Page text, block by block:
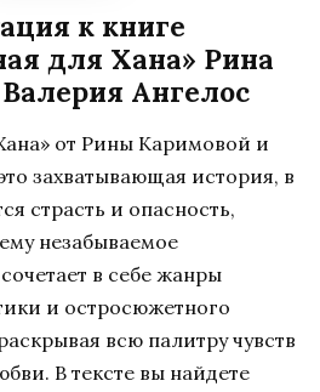
к книге
для Хана» Рина
Ангелос
от Рины Каримовой и
захватывающая история, в
страсть и опасность,
незабываемое
в себе жанры
и остросюжетного
всю палитру чувств
В тексте вы найдете